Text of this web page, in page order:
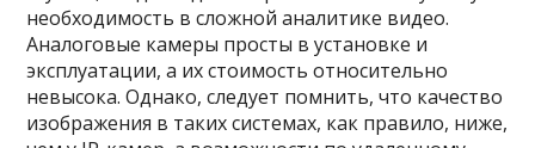
необходимость в сложной аналитике видео.
Аналоговые камеры просты в установке и
эксплуатации, а их стоимость относительно
невысока. Однако, следует помнить, что качество
изображения в таких системах, как правило, ниже,